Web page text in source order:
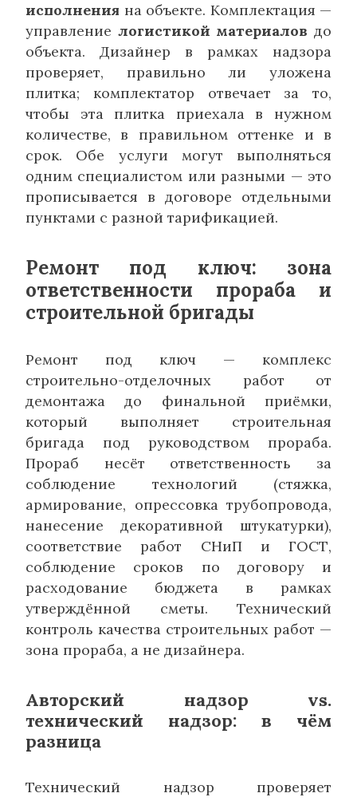
исполнения на объекте. Комплектация —
управление логистикой материалов до
объекта. Дизайнер в рамках надзора
проверяет, правильно ли уложена
плитка; комплектатор отвечает за то,
чтобы эта плитка приехала в нужном
количестве, в правильном оттенке и в
срок. Обе услуги могут выполняться
одним специалистом или разными — это
прописывается в договоре отдельными
пунктами с разной тарификацией.
Ремонт под ключ: зона
ответственности прораба и
строительной бригады
Ремонт под ключ — комплекс
строительно-отделочных работ от
демонтажа до финальной приёмки,
который выполняет строительная
бригада под руководством прораба.
Прораб несёт ответственность за
соблюдение технологий (стяжка,
армирование, опрессовка трубопровода,
нанесение декоративной штукатурки),
соответствие работ СНиП и ГОСТ,
соблюдение сроков по договору и
расходование бюджета в рамках
утверждённой сметы. Технический
контроль качества строительных работ —
зона прораба, а не дизайнера.
Авторский надзор vs.
технический надзор: в чём
разница
Технический надзор проверяет